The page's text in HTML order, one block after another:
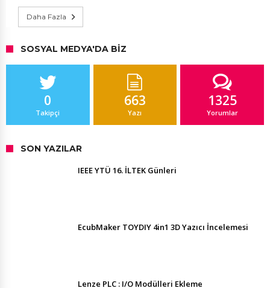
Daha Fazla
SOSYAL MEDYA'DA BIZ
0
Takipçi
663
Yazı
1325
Yorumlar
SON YAZILAR
IEEE YTÜ 16. İLTEK Günleri
EcubMaker TOYDIY 4in1 3D Yazıcı İncelemesi
Lenze PLC : I/O Modülleri Ekleme